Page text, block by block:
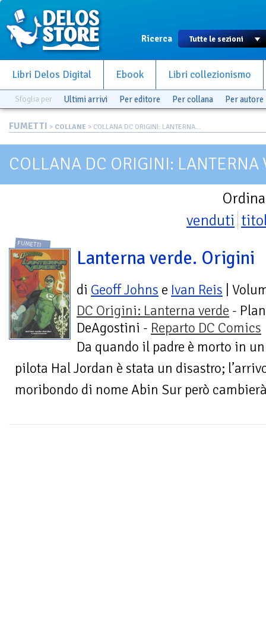
Ricerca
Libri Delos Digital Ebook Libri collezionismo
Sfoglia per Ultimi arrivi Per editore Per collana Per autore
FUMETTI > COLLANE > COLLANA DC ORIGINI: LANTERNA...
COLLANA DC ORIGINI: LANTERNA
venduti
FUMETTI
Lanterna verde. Origini
di Geoff Johns e Ivan Reis |
DC Origini: Lanterna verde -
DeAgostini - Reparto DC Comics
Da quando il padre è morto in
pilota Hal Jordan è stata un disastro;
moribondo di nome Abin Sur però